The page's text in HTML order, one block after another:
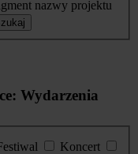
nazwy projektu
Wydarzenia
Koncert